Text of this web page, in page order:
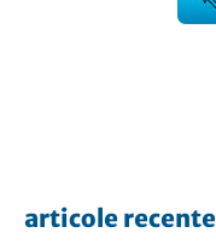
articole recente